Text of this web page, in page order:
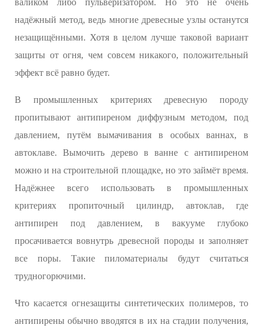
валиком либо пульверизатором. Но это не очень
надёжный метод, ведь многие древесные узлы останутся
незащищёнными. Хотя в целом лучше таковой вариант
защиты от огня, чем совсем никакого, положительный
эффект всё равно будет.
В промышленных критериях древесную породу
пропитывают антипиреном диффузным методом, под
давлением, путём вымачивания в особых ваннах, в
автоклаве. Вымочить дерево в ванне с антипиреном
можно и на строительной площадке, но это займёт время.
Надёжнее всего использовать в промышленных
критериях пропиточный цилиндр, автоклав, где
антипирен под давлением, в вакууме глубоко
просачивается вовнутрь древесной породы и заполняет
все поры. Такие пиломатериалы будут считаться
трудногорючими.
Что касается огнезащиты синтетических полимеров, то
антипирены обычно вводятся в их на стадии получения,